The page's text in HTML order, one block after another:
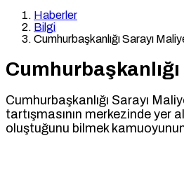
Haberler
Bilgi
Cumhurbaşkanlığı Sarayı
Cumhurbaşkanlığı Sarayı
tartışmasının merkezinde yer
oluştuğunu bilmek